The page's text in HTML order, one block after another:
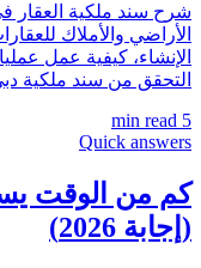
شرح سند ملكية العقار
الأراضي والأملاك
الإنشاء، كيفية عمل
التحقق من سند ملكية
5
Quick answers
كم من الوقت
(إجابة 2026)